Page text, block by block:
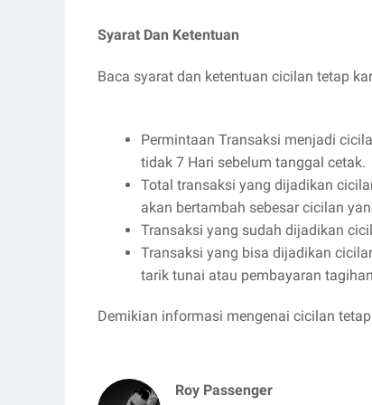
Syarat Dan Ketentuan
Baca syarat dan ketentuan cicilan tetap
Permintaan Transaksi menjadi
tidak 7 Hari sebelum tanggal cetak.
Total transaksi yang dijadikan
akan bertambah sebesar cicilan
Transaksi yang sudah dijadikan
Transaksi yang bisa dijadikan
tarik tunai atau pembayaran
Demikian informasi mengenai cicilan
Roy Passenger